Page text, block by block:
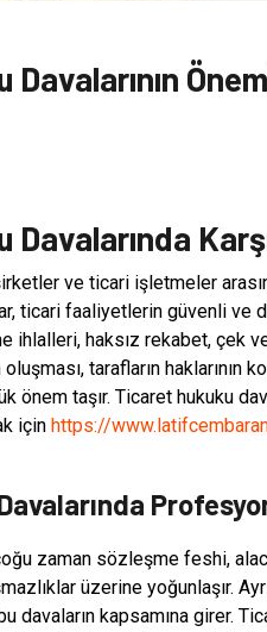
ve ticari işletmeler
ticari faaliyetlerin güvenli
ihlalleri, haksız rekabet, çek
tarafların
önem taşır. Ticaret hukuku
için https://
zaman sözleşme feshi,
üzerine yoğunlaşır.
davaların kapsamına girer.